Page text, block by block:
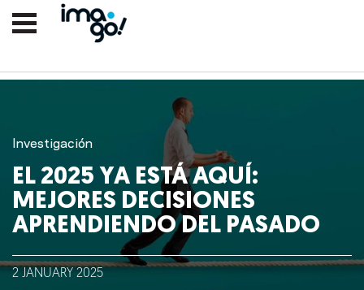
Nosotros
Investigación
EL 2025 YA ESTÁ AQUÍ:
MEJORES DECISIONES
APRENDIENDO DEL PASADO
2 JANUARY 2025